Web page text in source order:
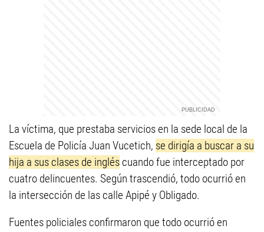
La víctima, que prestaba servicios en la sede local de la
Escuela de Policía Juan Vucetich, se dirigía a buscar a su
hija a sus clases de inglés cuando fue interceptado por
cuatro delincuentes. Según trascendió, todo ocurrió en
la intersección de las calle Apipé y Obligado.
Fuentes policiales confirmaron que todo ocurrió en